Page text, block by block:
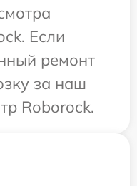
Если
ремонт
за наш
Roborock.